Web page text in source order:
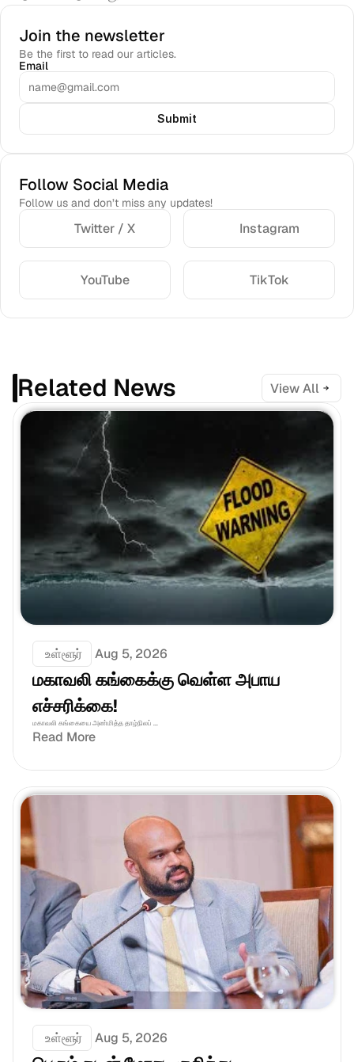
Join the newsletter
Be the first to read our articles.
Email
Submit
Follow Social Media
Follow us and don’t miss any updates!
Twitter / X Instagram
YouTube TikTok
Related News View All
உள்ளூர் Aug 5, 2026
மகாவலி கங்கைக்கு வெள்ள அபாய
எச்சரிக்கை!
மகாவலி கங்கையை அண்மித்த தாழ்நிலப் ...
Read More
உள்ளூர் Aug 5, 2026